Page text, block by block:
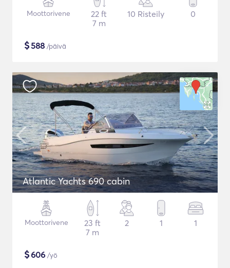
Moottorivene
22 ft
7 m
10 Risteily 0
$588 /päivä
Atlantic Yachts 690 cabin
Moottorivene
23 ft
7 m
2 1 1
$606 /yö